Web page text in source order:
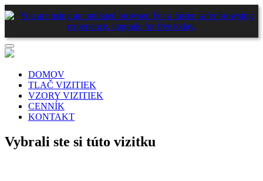
DOMOV
TLAČ VIZITIEK
VZORY VIZITIEK
CENNÍK
KONTAKT
Vybrali ste si túto vizitku